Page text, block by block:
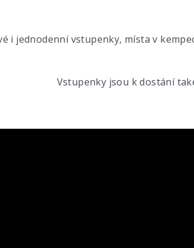
i jednodenní vstupenky, místa v
Vstupenky jsou k dostání